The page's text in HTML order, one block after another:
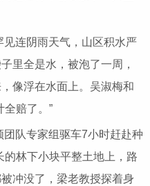
连阴雨天气，山区积水严
里全是水，被泡了一周，
像浮在水面上。吴淑梅和
全赔了。”
队专家组驱车7小时赶赴种
的林下小块平整土地上，路
冲没了，梁老教授探着身